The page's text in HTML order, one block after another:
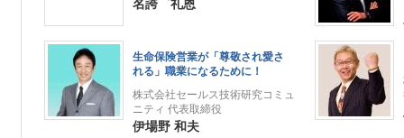
名誇゜礼恩
生命保険営業が「尊敬され愛さ
れる」職業になるために！
株式会社セールス技術研究コミュ
ニティ 代表取締役
伊場野 和夫